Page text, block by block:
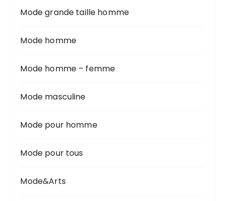
Mode grande taille homme
Mode homme
Mode homme – femme
Mode masculine
Mode pour homme
Mode pour tous
Mode&Arts